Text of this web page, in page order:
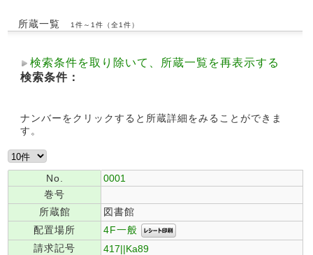
所蔵一覧 1件～1件（全1件）
検索条件を取り除いて、所蔵一覧を再表示する
検索条件：
ナンバーをクリックすると所蔵詳細をみることができま
す。
No.
0001
巻号
所蔵館
図書館
配置場所
4F一般
請求記号
417||Ka89